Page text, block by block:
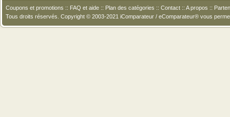
Coupons et promotions :: FAQ et aide :: Plan des catégories :: Contact :: A propos ::
Tous droits réservés. Copyright © 2003-2021 iComparateur / eComparateur® vous